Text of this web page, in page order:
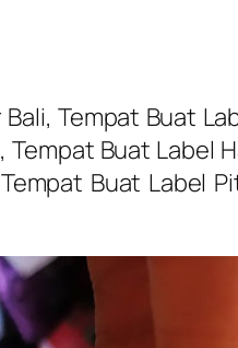
Tempat Buat
Buat Label
Buat Label